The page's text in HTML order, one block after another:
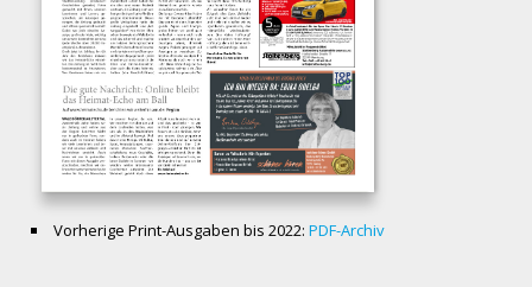
Vorherige Print-Ausgaben bis 2022: PDF-Archiv